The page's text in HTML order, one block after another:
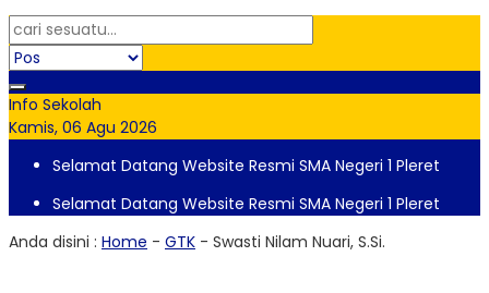
Info Sekolah
Kamis, 06 Agu 2026
Selamat Datang Website Resmi SMA Negeri 1 Pleret
Selamat Datang Website Resmi SMA Negeri 1 Pleret
Anda disini : Home - GTK - Swasti Nilam Nuari, S.Si.